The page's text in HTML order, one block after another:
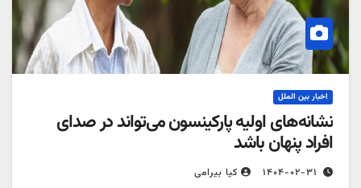
اخبار بین الملل
نشانه‌های اولیه پارکینسون می‌تواند در صدای
افراد پنهان باشد
۱۴۰۴-۰۲-۳۱ کیا بیرامی